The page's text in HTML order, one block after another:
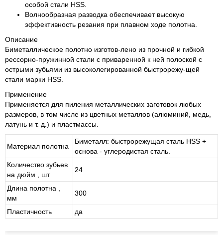
особой стали HSS.
Волнообразная разводка обеспечивает высокую
эффективность резания при плавном ходе полотна.
Описание
Биметаллическое полотно изготов-лено из прочной и гибкой
рессорно-пружинной стали с приваренной к ней полоской с
острыми зубьями из высоколегированной быстрорежу-щей
стали марки HSS.
Применение
Применяется для пиления металлических заготовок любых
размеров, в том числе из цветных металлов (алюминий, медь,
латунь и т. д.) и пластмассы.
Материал полотна
Биметалл: быстрорежущая сталь HSS +
основа - углеродистая сталь.
Количество зубьев
на дюйм , шт
24
Длина полотна ,
мм
300
Пластичность да